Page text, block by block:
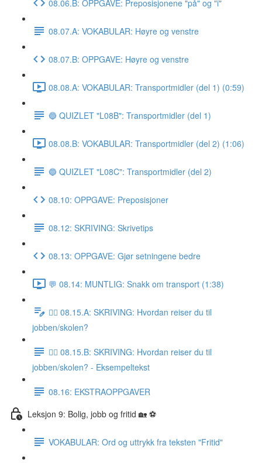
08.06.B: OPPGAVE: Preposisjonene "på" og "i"
08.07.A: VOKABULAR: Høyre og venstre
08.07.B: OPPGAVE: Høyre og venstre
08.08.A: VOKABULAR: Transportmidler (del 1) (0:59)
🔵 QUIZLET "L08B": Transportmidler (del 1)
08.08.B: VOKABULAR: Transportmidler (del 2) (1:06)
🔵 QUIZLET "L08C": Transportmidler (del 2)
08.10: OPPGAVE: Preposisjoner
08.12: SKRIVING: Skrivetips
08.13: OPPGAVE: Gjør setningene bedre
💬 08.14: MUNTLIG: Snakk om transport (1:38)
✍🏼 08.15.A: SKRIVING: Hvordan reiser du til
jobben/skolen?
✍🏼 08.15.B: SKRIVING: Hvordan reiser du til
jobben/skolen? - Eksempeltekst
08.16: EKSTRAOPPGAVER
Leksjon 9: Bolig, jobb og fritid 🏡 ⚽️
VOKABULAR: Ord og uttrykk fra teksten "Fritid"